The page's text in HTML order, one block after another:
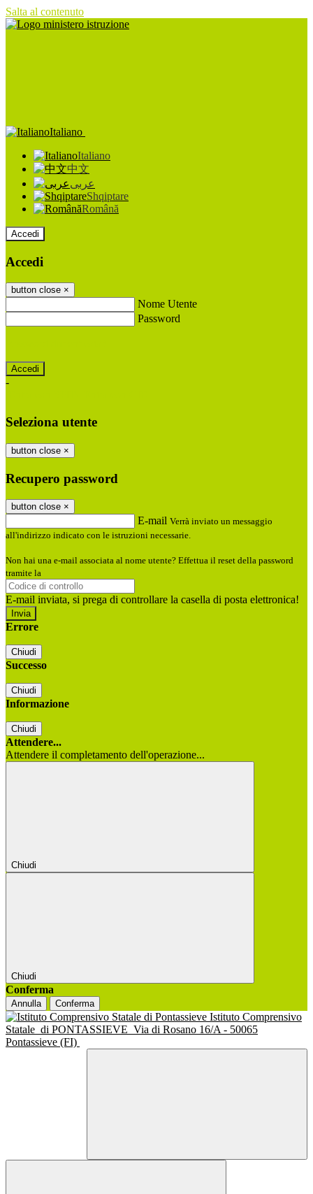
Salta al contenuto
Italiano
Italiano
中文
عربى
Shqiptare
Română
Accedi
Accedi
button close ×
Nome Utente
Password
-
Seleziona utente
button close ×
Recupero password
button close ×
E-mail Verrà inviato un messaggio
all'indirizzo indicato con le istruzioni necessarie.
Non hai una e-mail associata al nome utente? Effettua il reset della password
tramite la
E-mail inviata, si prega di controllare la casella di posta elettronica!
Errore
Chiudi
Successo
Chiudi
Informazione
Chiudi
Attendere...
Attendere il completamento dell'operazione...
Chiudi
Chiudi
Conferma
Annulla Conferma
Istituto Comprensivo
Statale di PONTASSIEVE Via di Rosano 16/A - 50065
Pontassieve (FI)